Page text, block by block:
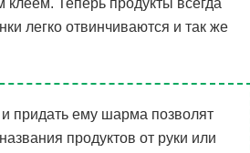
Теперь продукты всегда
легко отвинчиваются и так же
придать ему шарма позволят
продуктов от руки или